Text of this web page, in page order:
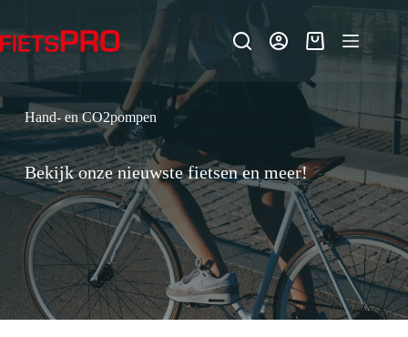
de
inhoud
Winkelwagen
Hand- en CO2pompen
Bekijk onze nieuwste fietsen en meer!